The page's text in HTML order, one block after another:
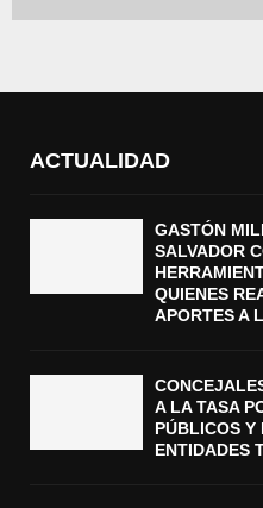
ACTUALIDAD
GASTÓN
SALVADOR
QUIENES
APORTES A
A LA TASA
PÚBLICOS Y
ENTIDADES